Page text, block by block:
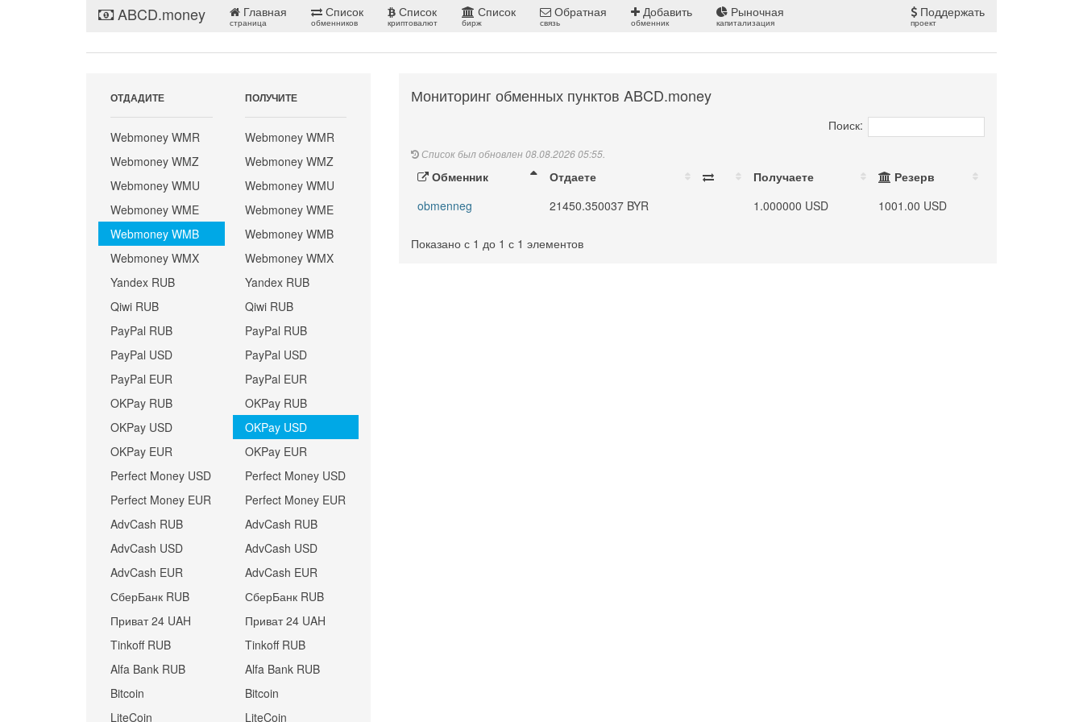
ABCD.money Главная
страница
Список
обменников
Список
криптовалют
Список
бирж
Обратная
связь
Добавить
обменник
Рыночная
капитализация
Поддержать
проект
ОТДАДИТЕ
Webmoney WMR
Webmoney WMZ
Webmoney WMU
Webmoney WME
Webmoney WMB
Webmoney WMX
Yandex RUB
Qiwi RUB
PayPal RUB
PayPal USD
PayPal EUR
OKPay RUB
OKPay USD
OKPay EUR
Perfect Money USD
Perfect Money EUR
AdvCash RUB
AdvCash USD
AdvCash EUR
СберБанк RUB
Приват 24 UAH
Tinkoff RUB
Alfa Bank RUB
Bitcoin
LiteCoin
ПОЛУЧИТЕ
Webmoney WMR
Webmoney WMZ
Webmoney WMU
Webmoney WME
Webmoney WMB
Webmoney WMX
Yandex RUB
Qiwi RUB
PayPal RUB
PayPal USD
PayPal EUR
OKPay RUB
OKPay USD
OKPay EUR
Perfect Money USD
Perfect Money EUR
AdvCash RUB
AdvCash USD
AdvCash EUR
СберБанк RUB
Приват 24 UAH
Tinkoff RUB
Alfa Bank RUB
Bitcoin
LiteCoin
Мониторинг обменных пунктов ABCD.money
Поиск:
Список был обновлен 08.08.2026 05:55.
Обменник Отдаете Получаете
Резерв
obmenneg
21450.350037 BYR 1.000000 USD 1001.00 USD
Показано с 1 до 1 с 1 элементов